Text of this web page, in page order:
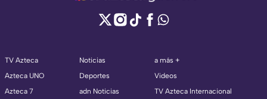
TV Azteca
Azteca UNO
Azteca 7
Noticias
Deportes
adn Noticias
a más +
Videos
TV Azteca Internacional